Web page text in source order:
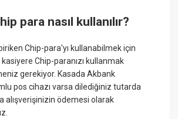
para nasıl kullanılır?
Chip-para'yı kullanabilmek için
kasiyere Chip-paranızı kullanmak
gerekiyor. Kasada Akbank
pos cihazı varsa dilediğiniz tutarda
alışverişinizin ödemesi olarak